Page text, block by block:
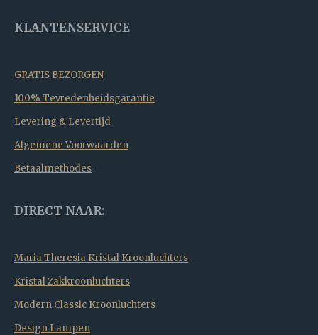
KLANTENSERVICE
GRATIS BEZORGEN
100% Tevredenheidsgarantie
Levering & Levertijd
Algemene Voorwaarden
Betaalmethodes
DIRECT NAAR:
Maria Theresia Kristal Kroonluchters
Kristal Zakkroonluchters
Modern Classic Kroonluchters
Design Lampen